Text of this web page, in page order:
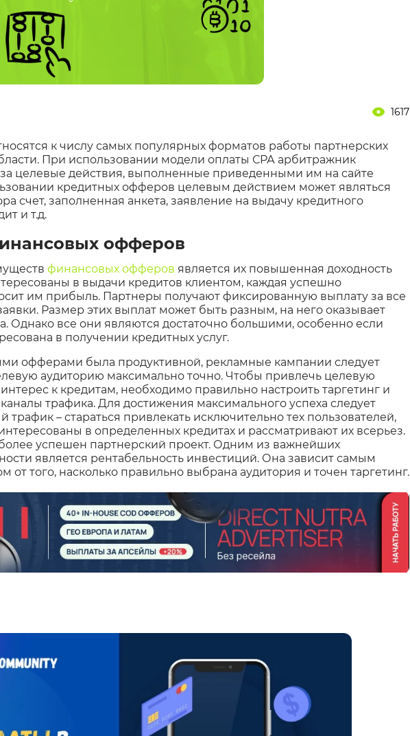
1617
к числу самых популярных форматов работы партнерских
При использовании модели оплаты СРА арбитражник
целевые действия, выполненные приведенными им на сайте
кредитных офферов целевым действием может являться
счет, заполненная анкета, заявление на выдачу кредитного
и т.д.
офферов
финансовых офферов является их повышенная доходность
в выдачи кредитов клиентом, каждая успешно
им прибыль. Партнеры получают фиксированную выплату за все
Размер этих выплат может быть разным, на него оказывает
Однако все они являются достаточно большими, особенно если
в получении кредитных услуг.
офферами была продуктивной, рекламные кампании следует
аудиторию максимально точно. Чтобы привлечь целевую
к кредитам, необходимо правильно настроить таргетинг и
трафика. Для достижения максимального успеха следует
трафик – стараться привлекать исключительно тех пользователей,
в определенных кредитах и рассматривают их всерьез.
успешен партнерский проект. Одним из важнейших
является рентабельность инвестиций. Она зависит самым
от того, насколько правильно выбрана аудитория и точен таргетинг.